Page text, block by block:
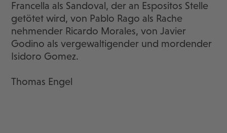
Francella als Sandoval, der an Espositos Stelle
getötet wird, von Pablo Rago als Rache
nehmender Ricardo Morales, von Javier
Godino als vergewaltigender und mordender
Isidoro Gomez.
Thomas Engel